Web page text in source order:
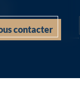
maison !